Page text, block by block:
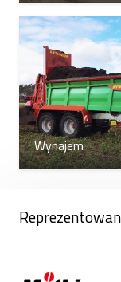
wersji
możliwością
regulacja
Maksymalna
Falcon Strip-
pokazuje, że
uprawy na tak
ma nie tylko
Kiedy
Wynajem